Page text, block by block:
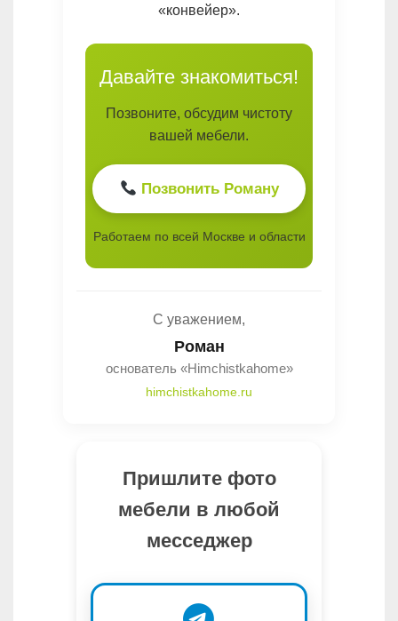
«конвейер».
Давайте знакомиться!
Позвоните, обсудим чистоту
вашей мебели.
Позвонить Роману
Работаем по всей Москве и области
С уважением,
Роман
основатель «Himchistkahome»
himchistkahome.ru
Пришлите фото
мебели в любой
месседжер